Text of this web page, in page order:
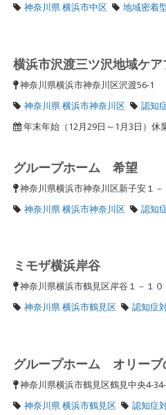
神奈川県 横浜市中区
地域密着
横浜市沢渡三ツ沢地域ケア
神奈川県横浜市神奈川区沢渡56-1
神奈川県 横浜市神奈川区
認知
年末年始（12月29日～1月3日）休業
グループホーム 希望
神奈川県横浜市神奈川区新子安１
神奈川県 横浜市神奈川区
認知
ミモザ横浜岸谷
神奈川県横浜市鶴見区岸谷１－１
神奈川県 横浜市鶴見区
認知症
グループホーム オリーブ
神奈川県横浜市鶴見区鶴見中央4-
神奈川県 横浜市鶴見区
認知症